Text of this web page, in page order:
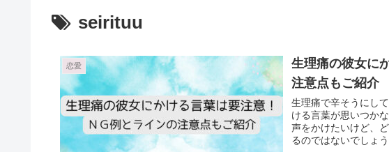
seirituu
恋愛
生理痛の彼女に
注意点もご紹介
生理痛で辛そうにし
ける言葉が思いつかない．．．。 生理痛の
声をかけたいけど、